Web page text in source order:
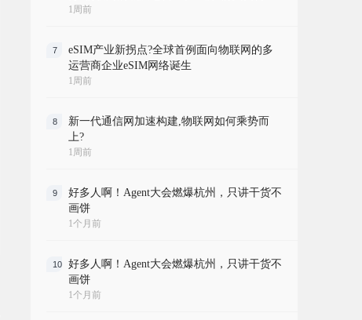
1周前
7
eSIM产业新拐点?全球首例面向物联网的多
运营商企业eSIM网络诞生
1周前
8
新一代通信网加速构建,物联网如何乘势而
上?
1周前
9
好多人啊！Agent大会燃爆杭州，只讲干货不
画饼
1个月前
10
好多人啊！Agent大会燃爆杭州，只讲干货不
画饼
1个月前